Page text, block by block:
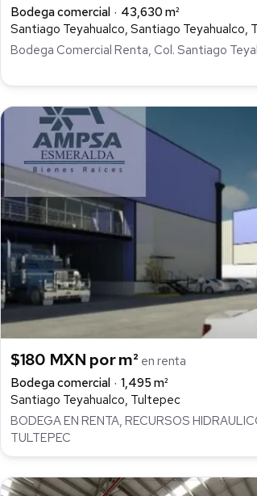
Bodega comercial
43,630 m²
Santiago Teyahualco, Santiago Teyahualco,
Bodega Comercial Renta, Col. Santiago
$180 MXN por m² en renta
Bodega comercial
1,495 m²
Santiago Teyahualco, Tultepec
BODEGA EN RENTA, RECURSOS
TULTEPEC